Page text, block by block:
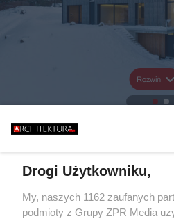
Rozwiń
Drogi Użytkowniku,
My, naszych 1162 zaufanych
podmioty z Grupy ZPR Media